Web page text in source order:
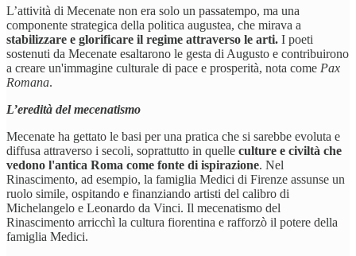
L’attività di Mecenate non era solo un passatempo, ma una
componente strategica della politica augustea, che mirava a
stabilizzare e glorificare il regime attraverso le arti. I poeti
sostenuti da Mecenate esaltarono le gesta di Augusto e contribuirono
a creare un'immagine culturale di pace e prosperità, nota come Pax
Romana.
L’eredità del mecenatismo
Mecenate ha gettato le basi per una pratica che si sarebbe evoluta e
diffusa attraverso i secoli, soprattutto in quelle culture e civiltà che
vedono l'antica Roma come fonte di ispirazione. Nel
Rinascimento, ad esempio, la famiglia Medici di Firenze assunse un
ruolo simile, ospitando e finanziando artisti del calibro di
Michelangelo e Leonardo da Vinci. Il mecenatismo del
Rinascimento arricchì la cultura fiorentina e rafforzò il potere della
famiglia Medici.